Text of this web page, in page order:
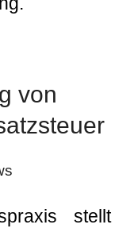
von
stellt